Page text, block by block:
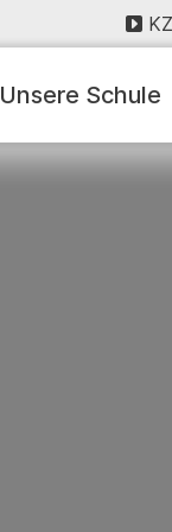
Unsere Schule